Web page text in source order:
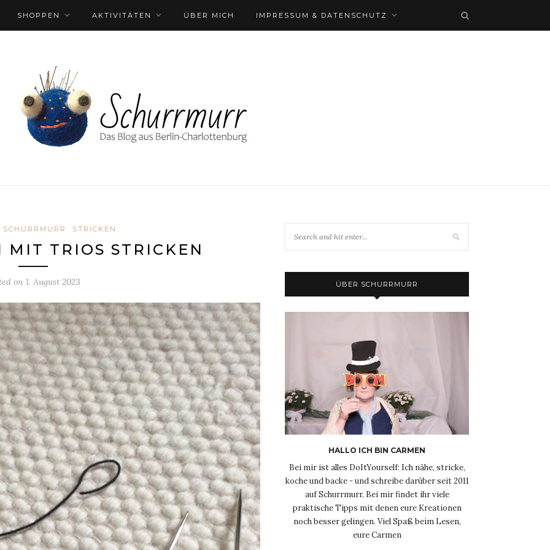
SHOPPEN AKTIVITÄTEN ÜBER MICH IMPRESSUM & DATENSCHUTZ
SCHURRMURR STRICKEN
MIT TRIOS STRICKEN
on 1. August 2023 ÜBER SCHURRMURR
HALLO ICH BIN CARMEN
Bei mir ist alles DoItYourself: Ich nähe, stricke,
koche und backe - und schreibe darüber seit 2011
auf Schurrmurr. Bei mir findet ihr viele
praktische Tipps mit denen eure Kreationen
noch besser gelingen. Viel Spaß beim Lesen,
eure Carmen